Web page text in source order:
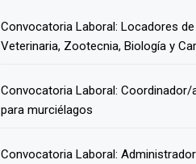
Convocatoria Laboral: Locadores
Veterinaria, Zootecnia, Biología y
Convocatoria Laboral: Coordinador/
para murciélagos
Convocatoria Laboral: